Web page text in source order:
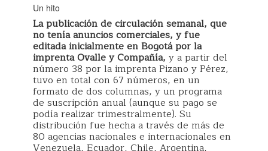
Un hito
La publicación de circulación semanal, que
no tenía anuncios comerciales, y fue
editada inicialmente en Bogotá por la
imprenta Ovalle y Compañía, y a partir del
número 38 por la imprenta Pizano y Pérez,
tuvo en total con 67 números, en un
formato de dos columnas, y un programa
de suscripción anual (aunque su pago se
podía realizar trimestralmente). Su
distribución fue hecha a través de más de
80 agencias nacionales e internacionales en